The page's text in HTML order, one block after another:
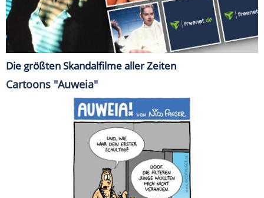
Die größten Skandalfilme aller Zeiten
Cartoons "Auweia"